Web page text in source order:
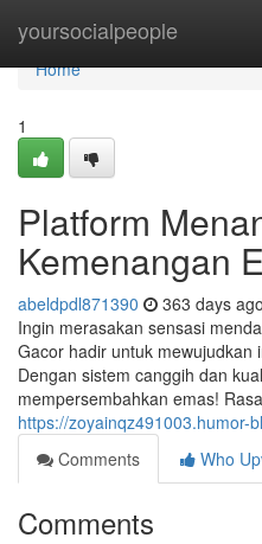
yoursocialpeople
Home
Home
1
Platform
Kemenangan
abeldpdl871390 363 days ago
Ingin merasakan sensasi
Gacor hadir untuk mewujudkan
Dengan sistem canggih dan
mempersembahkan emas!
https://zoyainqz491003.humor-
Comments
Who
Comments